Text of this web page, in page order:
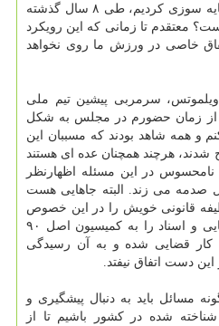
ورزشی نباشند؟ تا امروز سرمایه سوزی کردیم، طی ۸ سال گذشته
معتقدم تا زمانی که این رویکرد
خاصی در ورزش ما روی نخواهد
سرمربی پیشین تیم ملی
از زمان حضورم در مجلس به شکل
و همه شاهد بودند که مسببان این
شدند، هرچند همچنان عده ای هستند
در این مسئله اظهارنظر
صدمه می زند. البته جاهایی هست
قانونی خویش را در این خصوص
انجام داده ایم، افراد را شناسایی و اسناد را به کمیسیون اصل ۹۰
کار قضایی شده و به آن رسیدگی
دست اتفاق نیفتد.
مسائل باید به دنبال پیشگیری و
شده در کشور باشیم تا از